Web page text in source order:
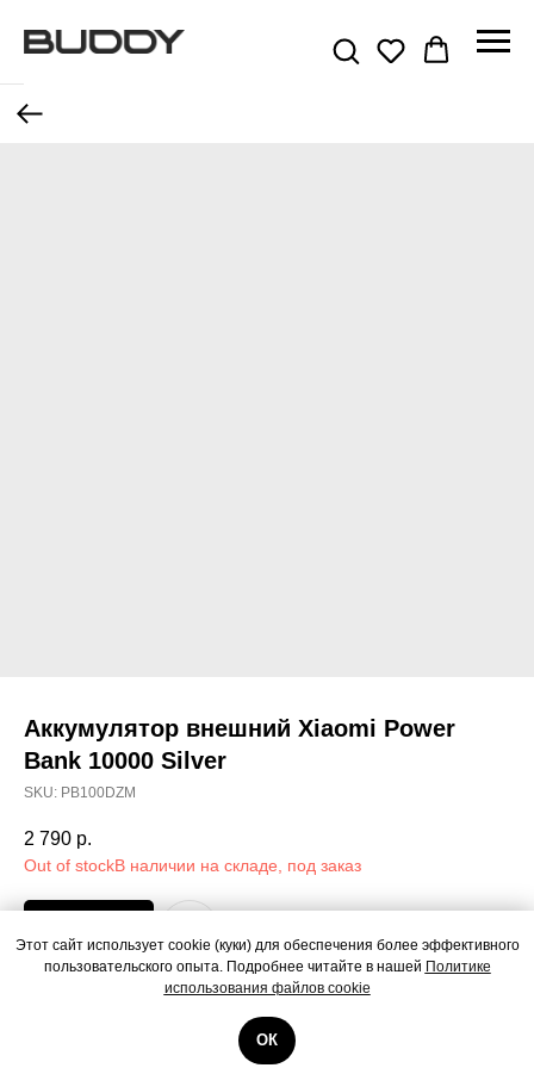
Этот сайт использует cookie (куки) для обеспечения более эффективного
пользовательского опыта. Подробнее читайте в нашей Политике
использования файлов cookie
ОК
Назад
Аккумулятор внешний Xiaomi Power
Bank 10000 Silver
SKU: PB100DZM
2 790 р.
Out of stock